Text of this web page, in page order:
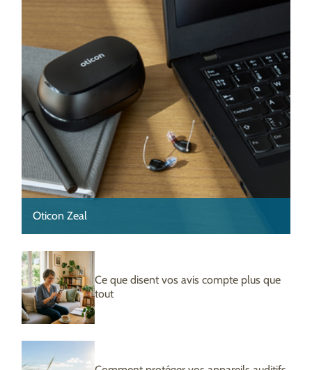
Oticon Zeal
Ce que disent vos avis compte plus que
tout